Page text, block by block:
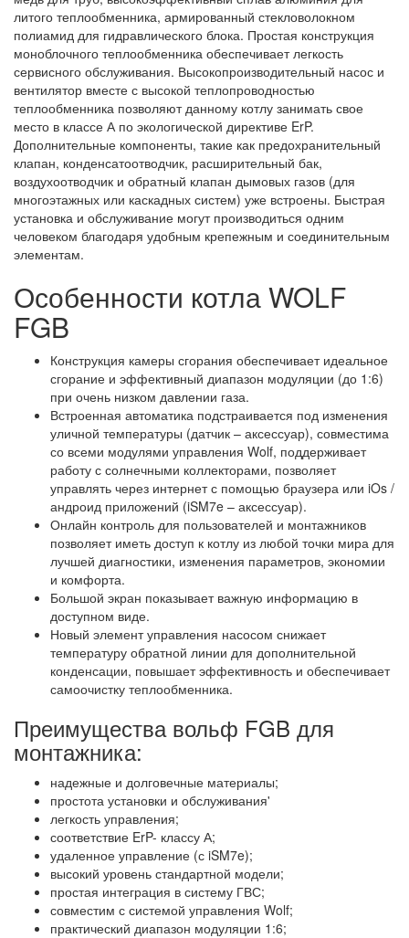
литого теплообменника, армированный стекловолокном
полиамид для гидравлического блока. Простая конструкция
моноблочного теплообменника обеспечивает легкость
сервисного обслуживания. Высокопроизводительный насос и
вентилятор вместе с высокой теплопроводностью
теплообменника позволяют данному котлу занимать свое
место в классе А по экологической директиве ErP.
Дополнительные компоненты, такие как предохранительный
клапан, конденсатоотводчик, расширительный бак,
воздухоотводчик и обратный клапан дымовых газов (для
многоэтажных или каскадных систем) уже встроены. Быстрая
установка и обслуживание могут производиться одним
человеком благодаря удобным крепежным и соединительным
элементам.
Особенности котла WOLF
FGB
Конструкция камеры сгорания обеспечивает идеальное
сгорание и эффективный диапазон модуляции (до 1:6)
при очень низком давлении газа.
Встроенная автоматика подстраивается под изменения
уличной температуры (датчик – аксессуар), совместима
со всеми модулями управления Wolf, поддерживает
работу с солнечными коллекторами, позволяет
управлять через интернет с помощью браузера или iOs /
андроид приложений (iSM7e – аксессуар).
Онлайн контроль для пользователей и монтажников
позволяет иметь доступ к котлу из любой точки мира для
лучшей диагностики, изменения параметров, экономии
и комфорта.
Большой экран показывает важную информацию в
доступном виде.
Новый элемент управления насосом снижает
температуру обратной линии для дополнительной
конденсации, повышает эффективность и обеспечивает
самоочистку теплообменника.
Преимущества вольф FGB для
монтажника:
надежные и долговечные материалы;
простота установки и обслуживания'
легкость управления;
соответствие ErP- классу А;
удаленное управление (с iSM7e);
высокий уровень стандартной модели;
простая интеграция в систему ГВС;
совместим с системой управления Wolf;
практический диапазон модуляции 1:6;